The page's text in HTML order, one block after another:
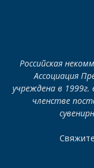
Российская
Ассоциация
учреждена в
членстве